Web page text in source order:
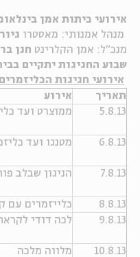
אירועי כיתות אמן
מנהל אמנותי: מאסטרו
מנכ"ל: אמן הקלרינט חנן
שבוע החגיגות יתקיים
אירועי חגיגות
תאריך
אירוע
5.8.13
ממוצרט ועד
6.8.13
מטנגו ועד
7.8.13
הניגון שבלב
8.8.13
כלייזמרים עם
9.8.13
לכה דודי
10.8.13
מלווה מלכה